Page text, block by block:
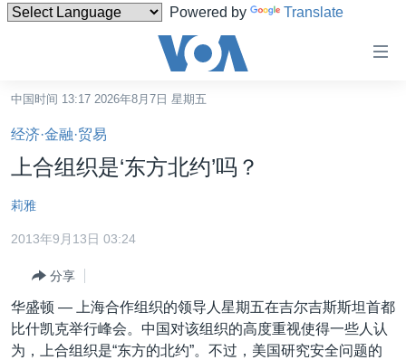
Powered by Translate
碍
链
接
跳
转
内
转
到
导
中国
台湾
港澳
国际
最新国际新闻
印太
分类新闻
经济·金融·贸易
美中关系
中国时间 13:17 2026年8月7日 星期五
经济·金融·贸易
上合组织是‘东方北约’吗？
莉雅
2013年9月13日 03:24
分享
华盛顿 —
上海合作组织的领导人星期五在吉尔吉斯斯坦首都
比什凯克举行峰会。中国对该组织的高度重视使得一些人认
为，上合组织是“东方的北约”。不过，美国研究安全问题的